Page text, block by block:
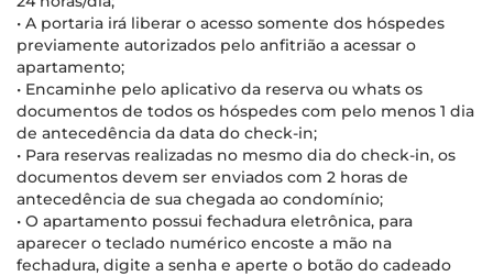
• A portaria irá liberar o acesso somente dos hóspedes
previamente autorizados pelo anfitrião a acessar o
apartamento;
• Encaminhe pelo aplicativo da reserva ou whats os
documentos de todos os hóspedes com pelo menos 1 dia
de antecedência da data do check-in;
• Para reservas realizadas no mesmo dia do check-in, os
documentos devem ser enviados com 2 horas de
antecedência de sua chegada ao condomínio;
• O apartamento possui fechadura eletrônica, para
aparecer o teclado numérico encoste a mão na
fechadura, digite a senha e aperte o botão do cadeado